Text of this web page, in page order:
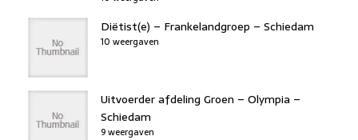
Diëtist(e) – Frankelandgroep – Schiedam
10 weergaven
Uitvoerder afdeling Groen – Olympia –
Schiedam
9 weergaven